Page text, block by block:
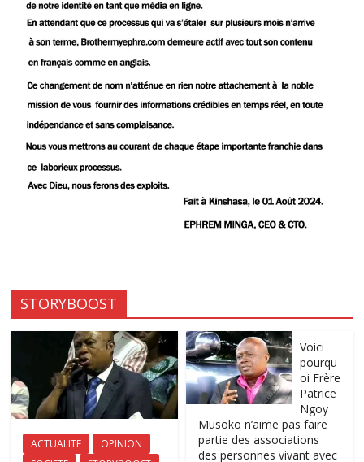
STORYBOOST
ACTUALITE
OPINION
Voici
pourqu
oi Frère
Patrice
Ngoy
Musoko n’aime pas faire
partie des associations
des personnes vivant avec